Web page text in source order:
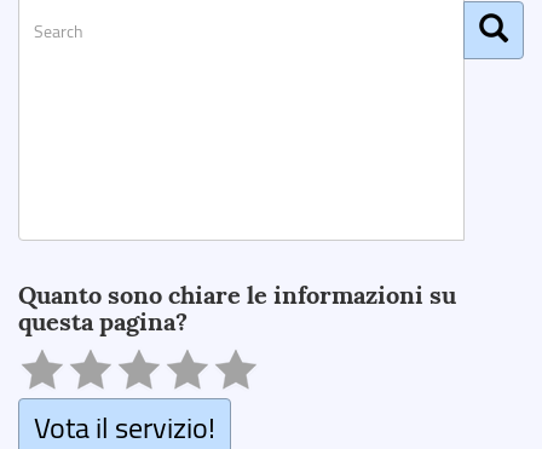
Quanto sono chiare le informazioni su
questa pagina?
Vota il servizio!